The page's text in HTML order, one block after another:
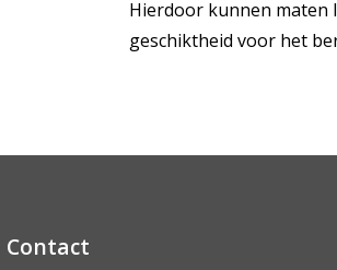
Hierdoor kunnen maten
geschiktheid voor het
Contact